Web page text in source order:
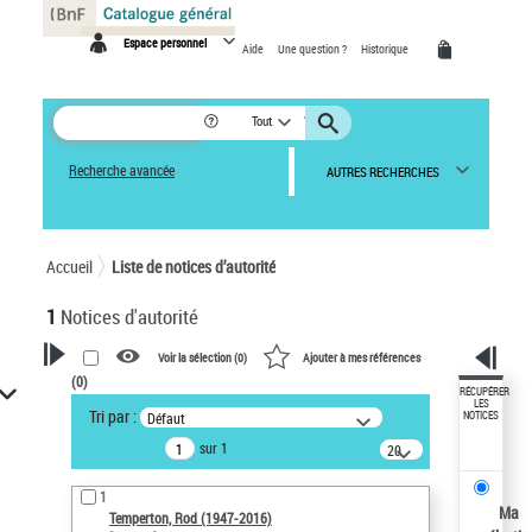
Espace personnel Aide Une question ? Historique
Tout
Recherche avancée AUTRES RECHERCHES
Accueil Liste de notices d’autorité
1 Notices d'autorité
VOTRE RECHERCHE
Recherche avancée dans les
notices d’autorité
Œuvres liées à l'auteur :
Temperton, Rod (1947-2016)
Voir la sélection (0) Ajouter à mes références
(0)
Tri par : Défaut
sur 1
20
résultats/page
1
Temperton, Rod (1947-2016)
RÉCUPÉRER
LES
NOTICES
Ma
Panneau de gestion des cookies